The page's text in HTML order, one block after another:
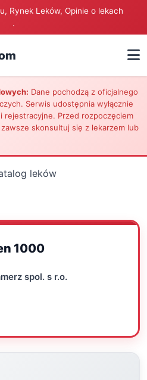
Rynek Leków, Opinie o lekach
.
Dane pochodzą z oficjalnego
Serwis udostępnia wyłącznie
rejestracyjne. Przed rozpoczęciem
skonsultuj się z lekarzem lub
leków
1000
spol. s r.o.